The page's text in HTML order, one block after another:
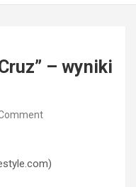
– wyniki